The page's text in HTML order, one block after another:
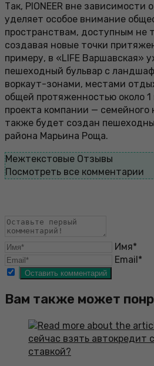
Так, PIONEER вне зависимости
уделяет особое внимание
пространствам, доступным не
создавая новые точки
примеру, в «LIFE Варшавская»
пешеходный бульвар с
воркаут-зонами, местами
общей протяженностью около 1
проекта компании — семейного
также будет создан
района Марьина Роща.
Межтекстовые Отзывы
Посмотреть все комментарии
Имя*
Email*
Вам также может